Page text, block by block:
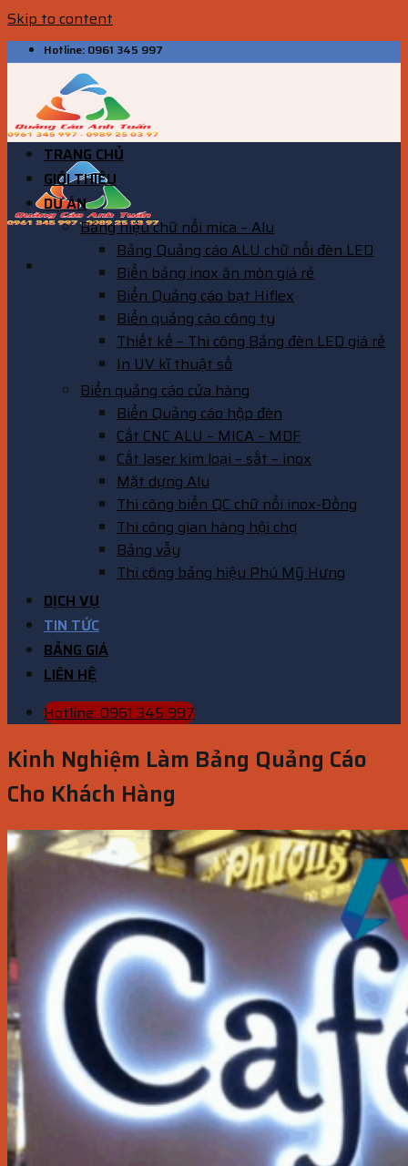
Skip to content
Hotline: 0961 345 997
TRANG CHỦ
GIỚI THIỆU
DỰ ÁN
Bảng hiệu chữ nổi mica – Alu
Bảng Quảng cáo ALU chữ nổi đèn LED
Biển bảng inox ăn mòn giá rẻ
Biển Quảng cáo bạt Hiflex
Biển quảng cáo công ty
Thiết kế – Thi công Bảng đèn LED giá rẻ
In UV kĩ thuật số
Biển quảng cáo cửa hàng
Biển Quảng cáo hộp đèn
Cắt CNC ALU – MICA – MDF
Cắt laser kim loại – sắt – inox
Mặt dựng Alu
Thi công biển QC chữ nổi inox-Đồng
Thi công gian hàng hội chợ
Bảng vẫy
Thi công bảng hiệu Phú Mỹ Hưng
DỊCH VỤ
TIN TỨC
BẢNG GIÁ
LIÊN HỆ
Hotline: 0961 345 997
Kinh Nghiệm Làm Bảng Quảng Cáo
Cho Khách Hàng